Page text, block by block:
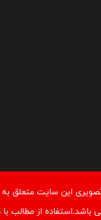
اين سايت متعلق
باشد.استفاده از مطالب